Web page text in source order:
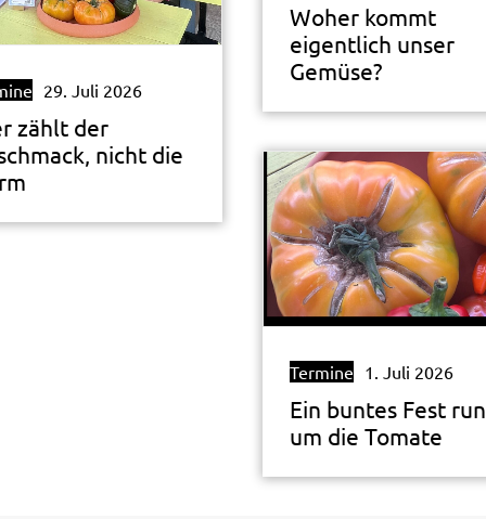
29. Juli 2026
zählt der
nicht die
Woher kommt
eigentlich unser
Gemüse?
Termine 1. Juli 2026
Ein buntes Fest
um die Tomate